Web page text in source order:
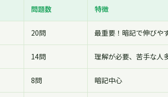
問題数 特徴
20問 最重要！暗記で伸びや
14問 理解が必要、苦手な人
8問 暗記中心